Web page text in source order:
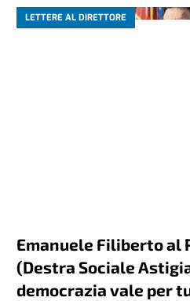
LETTERE AL DIRETTORE
Emanuele Filiberto al
(Destra Sociale
democrazia vale per